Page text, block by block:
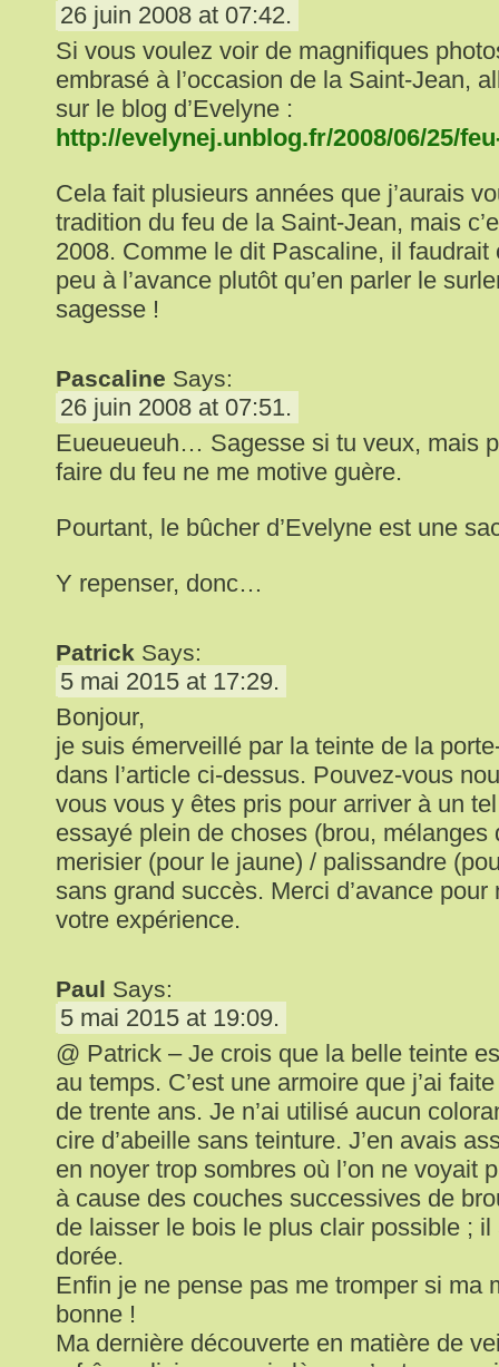
26 juin 2008 at 07:42.
Si vous voulez voir de magnifiques
embrasé à l’occasion de la Saint-Jean,
sur le blog d’Evelyne :
http://evelynej.unblog.fr/2008/06/25/
Cela fait plusieurs années que j’aurais
tradition du feu de la Saint-Jean, mais
2008. Comme le dit Pascaline, il faudrait
peu à l’avance plutôt qu’en parler le
sagesse !
Pascaline Says:
26 juin 2008 at 07:51.
Eueueueuh… Sagesse si tu veux, mais
faire du feu ne me motive guère.
Pourtant, le bûcher d’Evelyne est une
Y repenser, donc…
Patrick Says:
5 mai 2015 at 17:29.
Bonjour,
je suis émerveillé par la teinte de la
dans l’article ci-dessus. Pouvez-vous
vous vous y êtes pris pour arriver à un
essayé plein de choses (brou, mélanges
merisier (pour le jaune) / palissandre
sans grand succès. Merci d’avance
votre expérience.
Paul Says:
5 mai 2015 at 19:09.
@ Patrick – Je crois que la belle teinte
au temps. C’est une armoire que j’ai
de trente ans. Je n’ai utilisé aucun
cire d’abeille sans teinture. J’en avais
en noyer trop sombres où l’on ne voyait
à cause des couches successives de
de laisser le bois le plus clair possible ;
dorée.
Enfin je ne pense pas me tromper si ma
bonne !
Ma dernière découverte en matière de